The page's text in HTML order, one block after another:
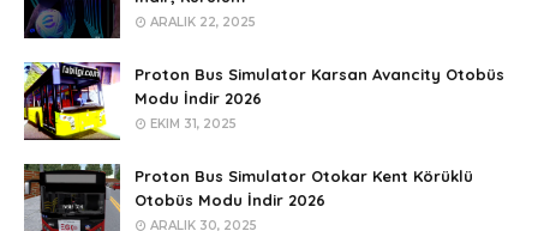
ARALIK 22, 2025
Proton Bus Simulator Karsan Avancity Otobüs
Modu İndir 2026
EKIM 31, 2025
Proton Bus Simulator Otokar Kent Körüklü
Otobüs Modu İndir 2026
ARALIK 30, 2025